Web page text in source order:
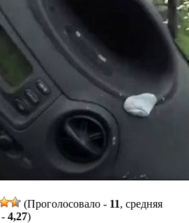
(Проголосовало - 11, средняя
4,27)